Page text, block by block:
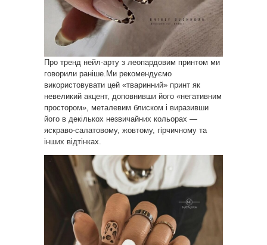
Про тренд нейл-арту з леопардовим принтом ми
говорили раніше.Ми рекомендуємо
використовувати цей «тваринний» принт як
невеликий акцент, доповнивши його «негативним
простором», металевим блиском і виразивши
його в декількох незвичайних кольорах —
яскраво-салатовому, жовтому, гірчичному та
інших відтінках.